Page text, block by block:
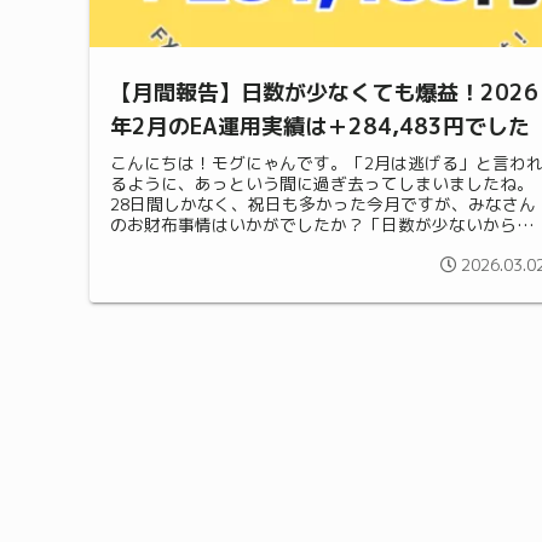
【月間報告】日数が少なくても爆益！2026
年2月のEA運用実績は＋284,483円でした
こんにちは！モグにゃんです。「2月は逃げる」と言われ
るように、あっという間に過ぎ去ってしまいましたね。
28日間しかなく、祝日も多かった今月ですが、みなさん
のお財布事情はいかがでしたか？「日数が少ないから、